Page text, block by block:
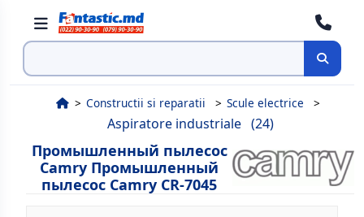
Поиск
Constructii si reparatii Scule electrice
Aspiratore industriale (24)
Промышленный пылесос
Camry Промышленный
пылесос Camry CR-7045